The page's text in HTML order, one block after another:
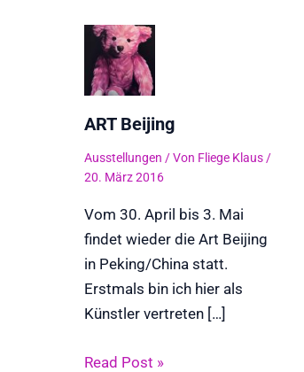
ART Beijing
Ausstellungen / Von Fliege Klaus /
20. März 2016
Vom 30. April bis 3. Mai
findet wieder die Art Beijing
in Peking/China statt.
Erstmals bin ich hier als
Künstler vertreten […]
Read Post »